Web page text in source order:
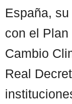
España,
con el
Cambio
Real